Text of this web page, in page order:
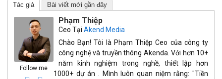
Tác giả Bài viết mới gần đây
Follow me
Phạm Thiệp
Ceo Tại Akend Media
Chào Bạn! Tôi là Phạm Thiệp Ceo của công ty
công nghệ và truyền thông Akenda. Với hơn 10+
năm kinh nghiệm trong nghề, thiết lập hơn
1000+ dự án . Mình luôn quan niệm rằng: "Tiền